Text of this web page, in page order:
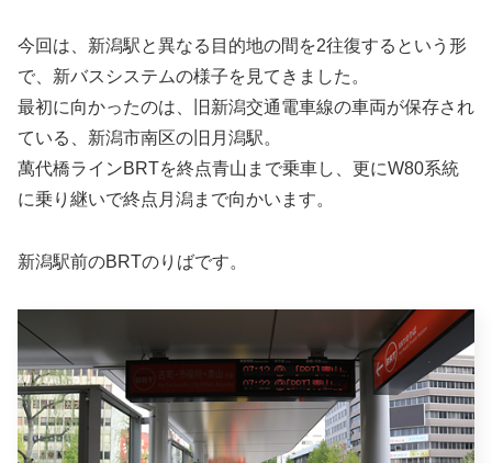
今回は、新潟駅と異なる目的地の間を2往復するという形
で、新バスシステムの様子を見てきました。
最初に向かったのは、旧新潟交通電車線の車両が保存され
ている、新潟市南区の旧月潟駅。
萬代橋ラインBRTを終点青山まで乗車し、更にW80系統
に乗り継いで終点月潟まで向かいます。
新潟駅前のBRTのりばです。